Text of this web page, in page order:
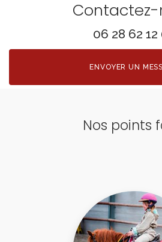
Contactez-
06 28 62 12
ENVOYER UN
Nos points